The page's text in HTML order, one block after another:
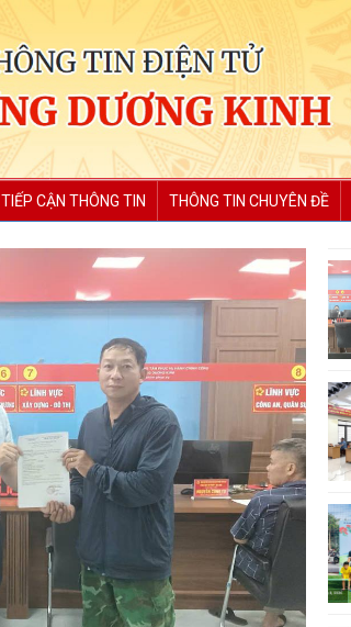
TIẾP CẬN THÔNG TIN THÔNG TIN CHUYÊN ĐỀ